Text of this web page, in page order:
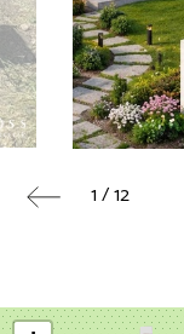
1 / 12